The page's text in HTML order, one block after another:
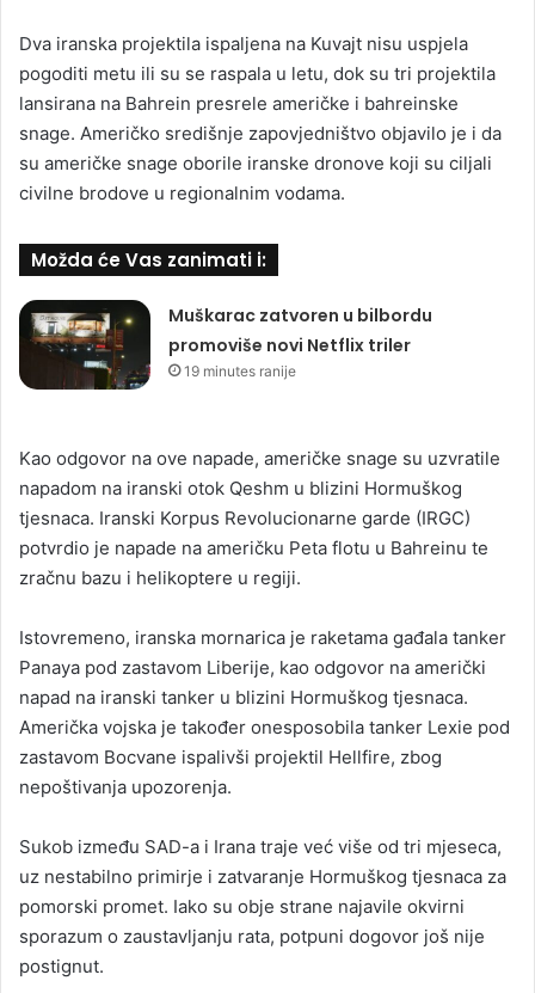
Dva iranska projektila ispaljena na Kuvajt nisu uspjela
pogoditi metu ili su se raspala u letu, dok su tri projektila
lansirana na Bahrein presrele američke i bahreinske
snage. Američko središnje zapovjedništvo objavilo je i da
su američke snage oborile iranske dronove koji su ciljali
civilne brodove u regionalnim vodama.
Možda će Vas zanimati i:
Muškarac zatvoren u bilbordu
promoviše novi Netflix triler
19 minutes ranije
Kao odgovor na ove napade, američke snage su uzvratile
napadom na iranski otok Qeshm u blizini Hormuškog
tjesnaca. Iranski Korpus Revolucionarne garde (IRGC)
potvrdio je napade na američku Peta flotu u Bahreinu te
zračnu bazu i helikoptere u regiji.
Istovremeno, iranska mornarica je raketama gađala tanker
Panaya pod zastavom Liberije, kao odgovor na američki
napad na iranski tanker u blizini Hormuškog tjesnaca.
Američka vojska je također onesposobila tanker Lexie pod
zastavom Bocvane ispalivši projektil Hellfire, zbog
nepoštivanja upozorenja.
Sukob između SAD-a i Irana traje već više od tri mjeseca,
uz nestabilno primirje i zatvaranje Hormuškog tjesnaca za
pomorski promet. Iako su obje strane najavile okvirni
sporazum o zaustavljanju rata, potpuni dogovor još nije
postignut.